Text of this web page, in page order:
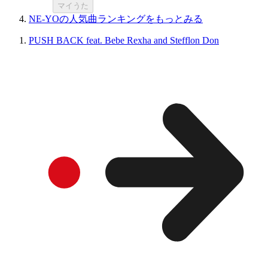
マイうた
NE-YOの人気曲ランキングをもっとみる
PUSH BACK feat. Bebe Rexha and Stefflon Don